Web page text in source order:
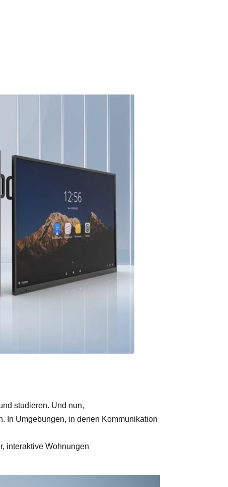
studieren. Und nun,
In Umgebungen, in denen Kommunikation
interaktive Wohnungen